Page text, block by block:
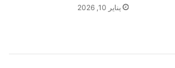
يناير 10, 2026